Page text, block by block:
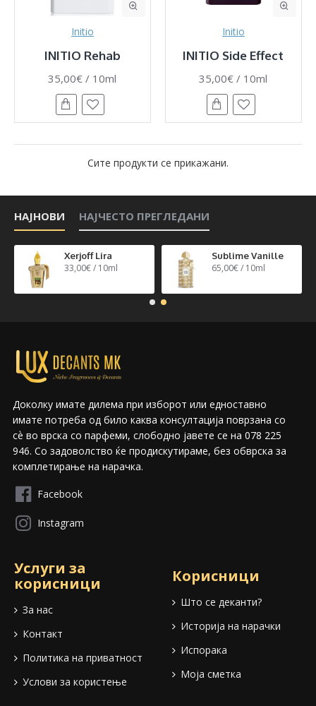
Initio
INITIO Rehab
35,00€ / 10ml
Initio
INITIO Side Effect
35,00€ / 10ml
Сите продукти се прикажани.
НАЈНОВИ НАЈЧЕСТО ПРЕГЛЕДАНИ
Xerjoff Lira
33,00€ / 10ml
Sublime Vanille
65,00€ / 10ml
Доколку имате дилема при изборот или едноставно
имате потреба од било каква консултација поврзана со
сѐ во врска со парфеми, слободно јавете се на 078 225
946. Со задоволство ќе продискутираме, без обврска за
комплетирање на нарачка.
Facebook
Instagram
Услуги за
корисници
За нас
Контакт
Политика на приватност
Услови за користење
Корисници
Што се деканти?
Историја на нарачки
Испорака
Моја сметка